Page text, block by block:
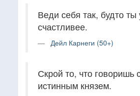
Веди себя так, будто
счастливее.
Дейл Карнеги (50+)
Скрой то, что говоришь
истинным князем.